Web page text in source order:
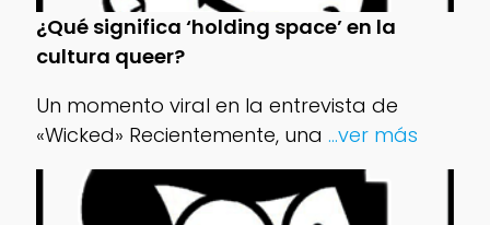
¿Qué significa ‘holding space’ en la
cultura queer?
Un momento viral en la entrevista de
«Wicked» Recientemente, una ...ver más